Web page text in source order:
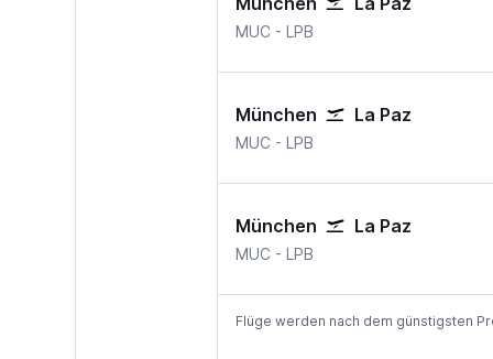
MUC München–Franz Josef Strauß
- LPB
München La Paz
MUC München–Franz Josef Strauß
- LPB
München La Paz
MUC München–Franz Josef Strauß
- LPB
Flüge werden nach dem günstigsten